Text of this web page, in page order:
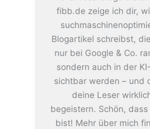
fibb.de zeige ich dir,
Blogartikel schreibst,
nur bei Google & Co.
sondern auch in der
sichtbar werden – und
deine Leser
begeistern. Schön,
bist! Mehr über mich